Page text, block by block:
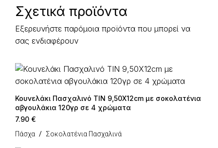
Σχετικά προϊόντα
Εξερευνήστε παρόμοια προϊόντα που μπορεί να
σας ενδιαφέρουν
Κουνελάκι Πασχαλινό TIN 9,50Χ12cm με σοκολατένια
αβγουλάκια 120γρ σε 4 χρώματα
7.90 €
Πάσχα Σοκολατένια Πασχαλινά